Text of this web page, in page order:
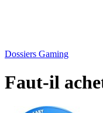
Dossiers Gaming
Faut-il